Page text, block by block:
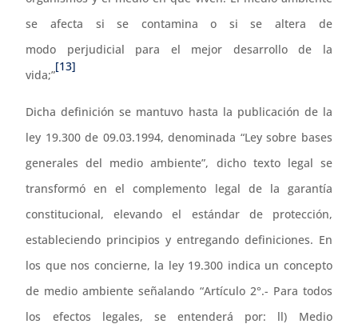
se afecta si se contamina o si se altera de
modo perjudicial para el mejor desarrollo de la
vida;”
[13]
Dicha definición se mantuvo hasta la publicación de la
ley 19.300 de 09.03.1994, denominada “Ley sobre bases
generales del medio ambiente”, dicho texto legal se
transformó en el complemento legal de la garantía
constitucional, elevando el estándar de protección,
estableciendo principios y entregando definiciones. En
los que nos concierne, la ley 19.300 indica un concepto
de medio ambiente señalando “Artículo 2°.- Para todos
los efectos legales, se entenderá por: ll) Medio